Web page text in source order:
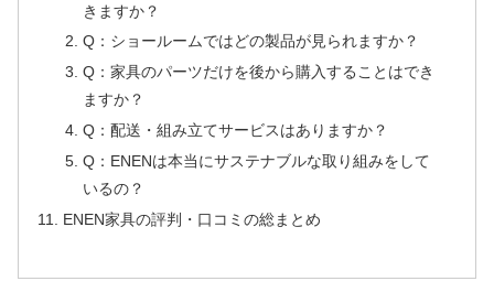
きますか？
Q：ショールームではどの製品が見られますか？
Q：家具のパーツだけを後から購入することはでき
ますか？
Q：配送・組み立てサービスはありますか？
Q：ENENは本当にサステナブルな取り組みをして
いるの？
ENEN家具の評判・口コミの総まとめ